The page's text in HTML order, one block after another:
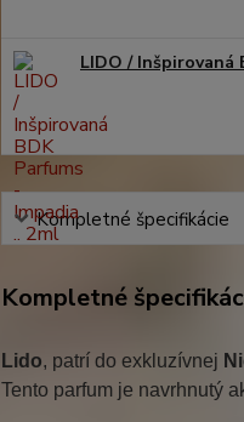
LIDO / Inšpirovaná
Kompletné špecifikácie
Kompletné
Lido, patrí do exkluzívnej
Tento parfum je navrhnutý